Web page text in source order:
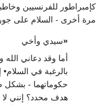
مرة أخرى - السلام على
«سيدي وأخي
أما وقد دعاني
بالرغبة في
حكوماتهما - بشكل
هدف محدد؟ إنني لا